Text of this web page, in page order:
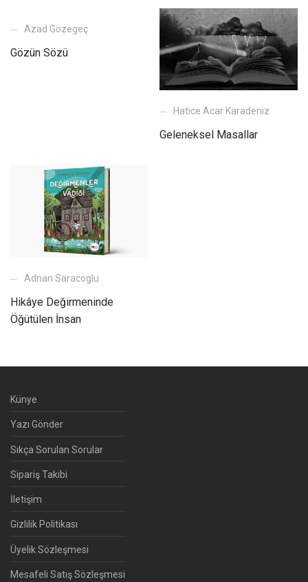
Azad Gözegeç
Gözün Sözü
Hatice Acar Karadeniz
Geleneksel Masallar
Adnan Saracoglu
Hikâye Değirmeninde
Öğütülen İnsan
Künye
Yazı Gönder
Sıkça Sorulan Sorular
Sipariş Takibi
İletişim
Gizlilik Politikası
Üyelik Sözleşmesi
Mesafeli Satış Sözleşmesi